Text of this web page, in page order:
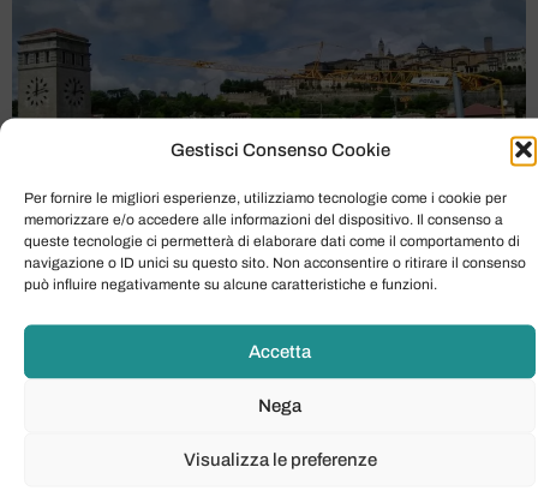
Gestisci Consenso Cookie
Per fornire le migliori esperienze, utilizziamo tecnologie come i cookie per
memorizzare e/o accedere alle informazioni del dispositivo. Il consenso a
queste tecnologie ci permetterà di elaborare dati come il comportamento di
navigazione o ID unici su questo sito. Non acconsentire o ritirare il consenso
può influire negativamente su alcune caratteristiche e funzioni.
Accetta
Nega
Visualizza le preferenze
Nel panorama delle macchine da cantiere, alcune
attrezzature si distinguono per la loro capacità di
ridefinire gli standard di efficienza e versatilità. Tra
queste, la gru automontante POTAIN HUP 40-30 ha
diventando in pochi anni un punto di riferimento
imprescindibile per professionisti del settore edile e